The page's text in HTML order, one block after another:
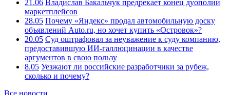
21.06 Владислав Бакальчук предрекает конец дуополии
маркетплейсов
28.05 Почему «Яндекс» продал автомобильную доску
объявлений Auto.ru, но хочет купить «Островок»?
20.05 Суд оштрафовал за неуважение к суду компанию,
предоставившую ИИ-галлюцинации в качестве
аргументов в свою пользу
8.05 Уезжают ли российские разработчики за рубеж,
сколько и почему?
Все новости